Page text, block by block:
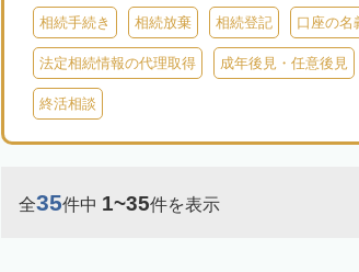
相続手続き 相続放棄 相続登記 口座の名
法定相続情報の代理取得 成年後見・任意後見
終活相談
全35件中 1~35件を表示